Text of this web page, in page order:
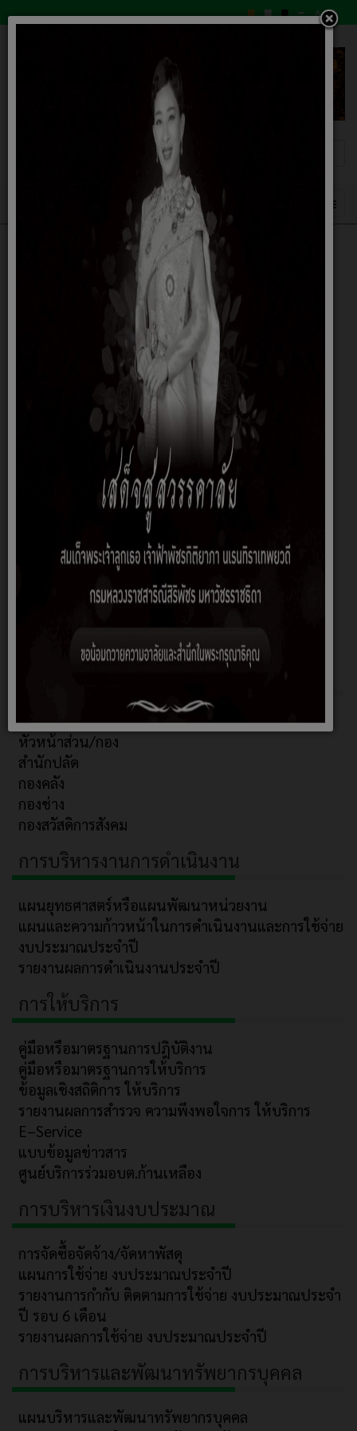
เบอร์โทรศัพท์ เพื่อติตด่อกลับ
คณะผู้บริหาร/สมาชิก
หัวหน้าส่วน/กอง
สำนักปลัด
กองคลัง
กองช่าง
กองสวัสดิการสังคม
การบริหารงานการดำเนินงาน
แผนยุทธศาสตร์หรือแผนพัฒนาหน่วยงาน
แผนและความก้าวหน้าในการดำเนินงานและการใช้จ่าย
งบประมาณประจำปี
รายงานผลการดำเนินงานประจำปี
การให้บริการ
คู่มือหรือมาตรฐานการปฎิบัติงาน
คู่มือหรือมาตรฐานการให้บริการ
ข้อมูลเชิงสถิติการ ให้บริการ
รายงานผลการสำรวจ ความพึงพอใจการ ให้บริการ
E–Service
แบบข้อมูลข่าวสาร
ศูนย์บริการร่วมอบต.ก้านเหลือง
การบริหารเงินงบประมาณ
การจัดซื้อจัดจ้าง/จัดหาพัสดุ
แผนการใช้จ่าย งบประมาณประจำปี
รายงานการกำกับ ติดตามการใช้จ่าย งบประมาณประจำ
ปี รอบ 6 เดือน
รายงานผลการใช้จ่าย งบประมาณประจำปี
การบริหารและพัฒนาทรัพยากรบุคคล
แผนบริหารและพัฒนาทรัพยากรบุคคล